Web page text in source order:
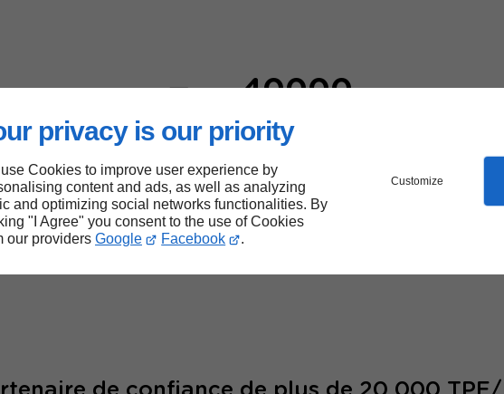
privacy is our priority
Cookies to improve user experience by
content and ads, as well as analyzing
and optimizing social networks functionalities. By
"I Agree" you consent to the use of Cookies
our providers Google Facebook .
Customize
le
40000
600